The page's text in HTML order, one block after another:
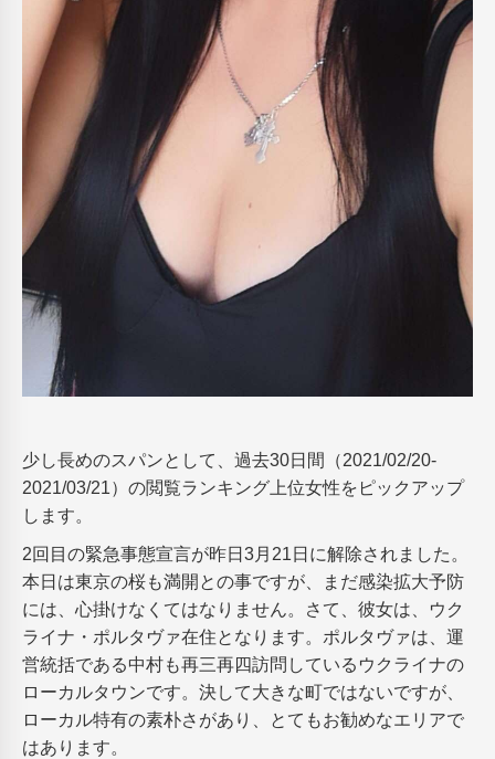
少し長めのスパンとして、過去30日間（2021/02/20-
2021/03/21）の閲覧ランキング上位女性をピックアップ
します。
2回目の緊急事態宣言が昨日3月21日に解除されました。
本日は東京の桜も満開との事ですが、まだ感染拡大予防
には、心掛けなくてはなりません。さて、彼女は、ウク
ライナ・ポルタヴァ在住となります。ポルタヴァは、運
営統括である中村も再三再四訪問しているウクライナの
ローカルタウンです。決して大きな町ではないですが、
ローカル特有の素朴さがあり、とてもお勧めなエリアで
はあります。